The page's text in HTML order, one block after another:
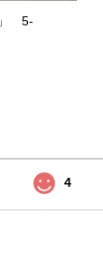
」 5-
4